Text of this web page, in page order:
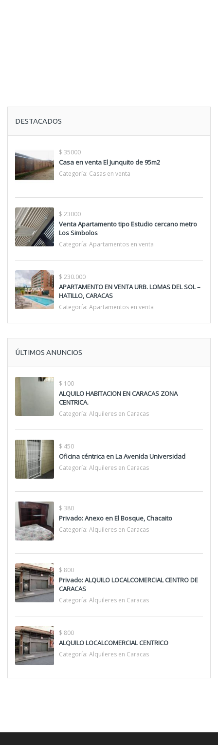
DESTACADOS
$ 35000
Casa en venta El Junquito de 95m2
Categoría: Casas en venta
$ 23000
Venta Apartamento tipo Estudio cercano metro
Los Simbolos
Categoría: Apartamentos en venta
$ 230.000
APARTAMENTO EN VENTA URB. LOMAS DEL SOL –
HATILLO, CARACAS
Categoría: Apartamentos en venta
ÚLTIMOS ANUNCIOS
$ 100
ALQUILO HABITACION EN CARACAS ZONA
CENTRICA.
Categoría: Alquileres en Caracas
$ 450
Oficina céntrica en La Avenida Universidad
Categoría: Alquileres en Caracas
$ 380
Privado: Anexo en El Bosque, Chacaito
Categoría: Alquileres en Caracas
$ 800
Privado: ALQUILO LOCALCOMERCIAL CENTRO DE
CARACAS
Categoría: Alquileres en Caracas
$ 800
ALQUILO LOCALCOMERCIAL CENTRICO
Categoría: Alquileres en Caracas